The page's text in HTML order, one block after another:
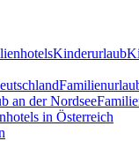
Kinderurlaub
an der Nordsee
in Österreich